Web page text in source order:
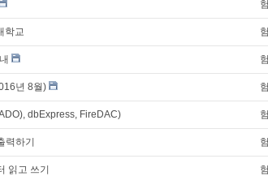
학교
년 8월)
dbExpress, FireDAC)
력하기
읽고 쓰기